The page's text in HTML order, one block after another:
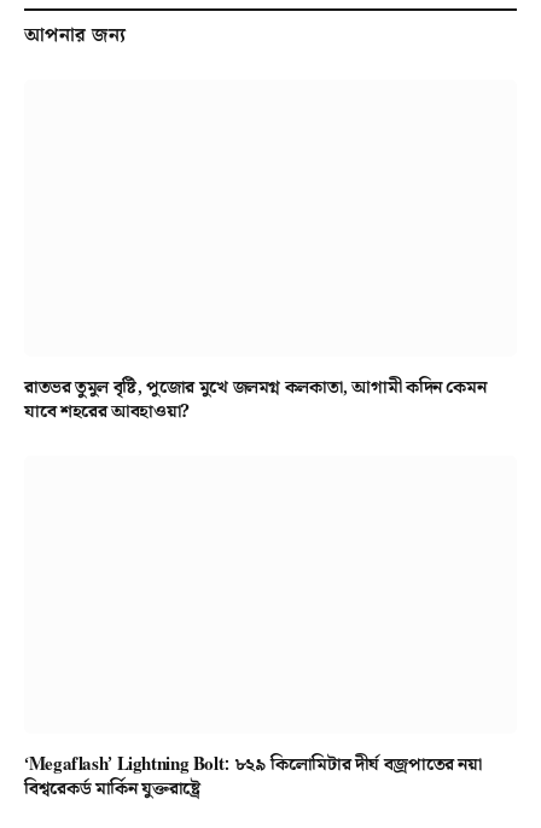
আপনার জন্য
রাতভর তুমুল বৃষ্টি, পুজোর মুখে জলমগ্ন কলকাতা, আগামী কদিন কেমন
যাবে শহরের আবহাওয়া?
‘Megaflash’ Lightning Bolt: ৮২৯ কিলোমিটার দীর্ঘ বজ্রপাতের নয়া
বিশ্বরেকর্ড মার্কিন যুক্তরাষ্ট্রে